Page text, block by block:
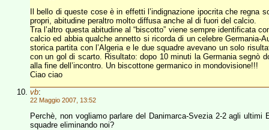
Il bello di queste cose è in effetti l’indignazione ipocrita che
propri, abitudine peraltro molto diffusa anche al di fuori del calcio.
Tra l’altro questa abitudine al “biscotto” viene sempre identificata
calcio ed abbia qualche annetto si ricorda di un celebre Germania-
storica partita con l’Algeria e le due squadre avevano un solo
con un gol di scarto. Risultato: dopo 10 minuti la Germania segnò
alla fine dell’incontro. Un biscottone germanico in mondovisione!!!
Ciao ciao
vb:
22 Maggio 2007, 13:52
Perchè, non vogliamo parlare del Danimarca-Svezia 2-2 agli
squadre eliminando noi?